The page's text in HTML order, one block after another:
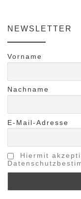
NEWSLETTER
Vorname
Nachname
E-Mail-Adresse
Hiermit